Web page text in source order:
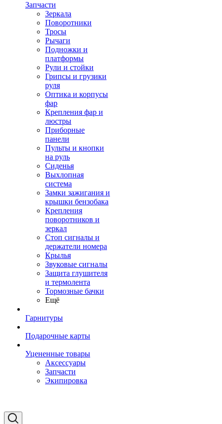
Запчасти
Зеркала
Поворотники
Тросы
Рычаги
Подножки и
платформы
Рули и стойки
Грипсы и грузики
руля
Оптика и корпусы
фар
Крепления фар и
люстры
Приборные
панели
Пульты и кнопки
на руль
Сиденья
Выхлопная
система
Замки зажигания и
крышки бензобака
Крепления
поворотников и
зеркал
Стоп сигналы и
держатели номера
Крылья
Звуковые сигналы
Защита глушителя
и термолента
Тормозные бачки
Ещё
Гарнитуры
Подарочные карты
Уцененные товары
Аксессуары
Запчасти
Экипировка